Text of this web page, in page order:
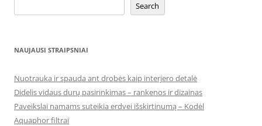
Search
NAUJAUSI STRAIPSNIAI
Nuotrauka ir spauda ant drobės kaip interjero detalė
Didelis vidaus durų pasirinkimas – rankenos ir dizainas
Paveikslai namams suteikia erdvei išskirtinumą – Kodėl
Aquaphor filtrai